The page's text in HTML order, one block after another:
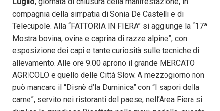
compagnia della simpatia di Sonia De Castelli e di
Telecupole. Alla “FATTORIA IN FIERA” si aggiunge la “17ª
Mostra bovina, ovina e caprina di razze alpine”, con
esposizione dei capi e tante curiosità sulle tecniche di
allevamento. Alle ore 9.00 aprono il grande MERCATO
AGRICOLO e quello delle Città Slow. A mezzogiorno non
può mancare il “Disnè d’la Duminica” con “I sapori della
carne”, servito nei ristoranti del paese; nell’Area Fiera si